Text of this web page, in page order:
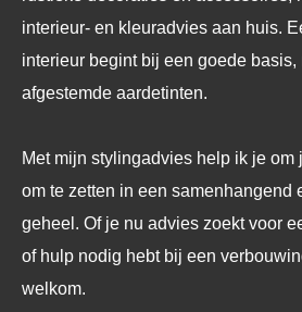
interieur- en kleuradvies aan huis.
interieur begint bij een goede basis,
afgestemde aardetinten.
Met mijn stylingadvies help ik je om
om te zetten in een samenhangend
geheel. Of je nu advies zoekt voor
of hulp nodig hebt bij een
welkom.